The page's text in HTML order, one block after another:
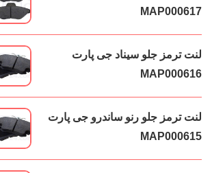
MAP000617
لنت ترمز جلو سیناد جی پارت
MAP000616
لنت ترمز جلو رنو ساندرو جی پارت
MAP000615